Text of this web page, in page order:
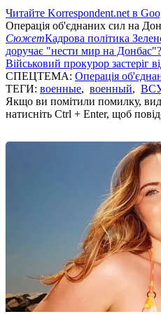
Читайте Korrespondent.net в
Операція об'єднаних сил на
СюжетКадрова політика
доручає "нести мир на Донбас"?
Військовий прокурор застеріг
СПЕЦТЕМА: Операція
ТЕГИ: военные, военный,
Якщо ви помітили помилку,
натисніть Ctrl + Enter, щоб